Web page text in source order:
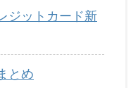
ジットカード新
とめ